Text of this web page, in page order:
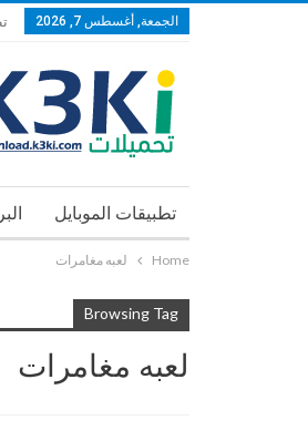
الجمعة, أغسطس 7, 2026
تطبيقات الموبايل
Home لعبه مغامرات
Browsing Tag
لعبه مغامرات